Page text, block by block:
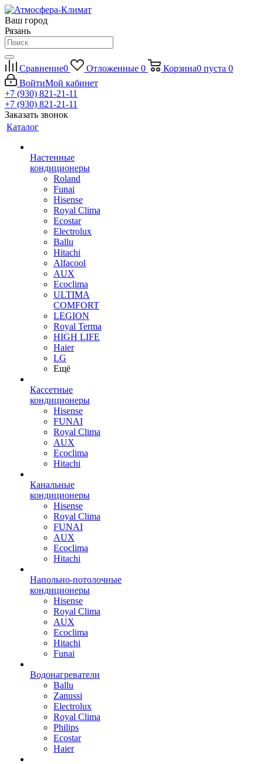
Ваш город
Рязань
Сравнение0 Отложенные 0 Корзина0 пуста 0
ВойтиМой кабинет
+7 (930) 821-21-11
+7 (930) 821-21-11
Заказать звонок
Каталог
Настенные
кондиционеры
Roland
Funai
Hisense
Royal Clima
Ecostar
Electrolux
Ballu
Hitachi
Alfacool
AUX
Ecoclima
ULTIMA
COMFORT
LEGION
Royal Terma
HIGH LIFE
Haier
LG
Ещё
Кассетные
кондиционеры
Hisense
FUNAI
Royal Clima
AUX
Ecoclima
Hitachi
Канальные
кондиционеры
Hisense
Royal Clima
FUNAI
AUX
Ecoclima
Hitachi
Напольно-потолочные
кондиционеры
Hisense
Royal Clima
AUX
Ecoclima
Hitachi
Funai
Водонагреватели
Ballu
Zanussi
Electrolux
Royal Clima
Philips
Ecostar
Haier